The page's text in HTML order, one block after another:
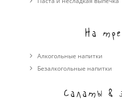
На
Алкогольные напитки
Безалкогольные напитки
Салаты &